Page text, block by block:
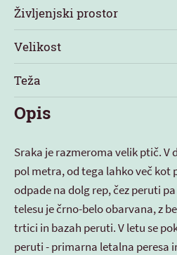
Življenjski prostor
Velikost
Teža
Opis
Sraka je razmeroma velik ptič. V
pol metra, od tega lahko več kot
odpade na dolg rep, čez peruti pa
telesu je črno-belo obarvana, z
trtici in bazah peruti. V letu se
peruti - primarna letalna peresa